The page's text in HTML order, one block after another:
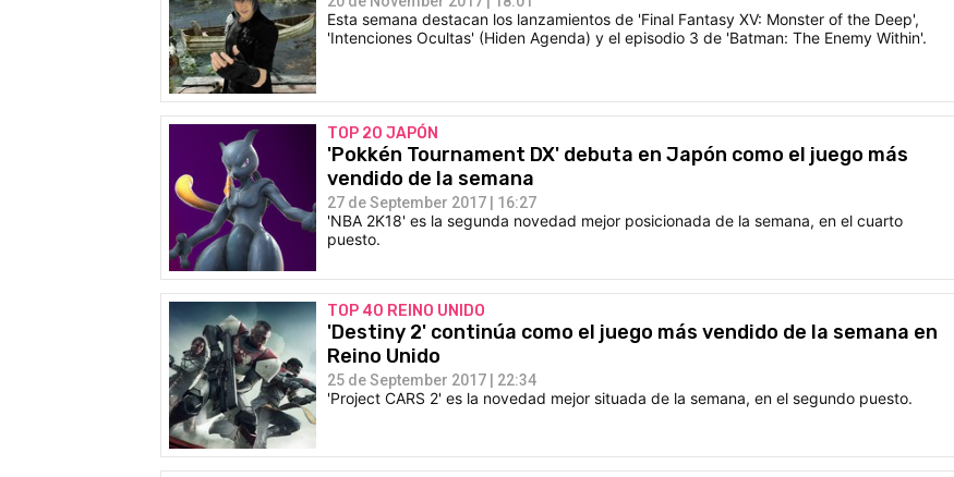
Esta semana destacan los lanzamientos de 'Final Fantasy XV: Monster of the Deep',
'Intenciones Ocultas' (Hiden Agenda) y el episodio 3 de 'Batman: The Enemy Within'.
TOP 20 JAPÓN
'Pokkén Tournament DX' debuta en Japón como el juego más
vendido de la semana
27 de September 2017 | 16:27
'NBA 2K18' es la segunda novedad mejor posicionada de la semana, en el cuarto
puesto.
TOP 40 REINO UNIDO
'Destiny 2' continúa como el juego más vendido de la semana en
Reino Unido
25 de September 2017 | 22:34
'Project CARS 2' es la novedad mejor situada de la semana, en el segundo puesto.